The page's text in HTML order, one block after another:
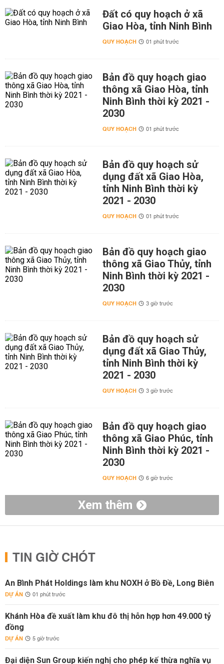
Đất có quy hoạch ở xã
Giao Hòa, tỉnh Ninh Bình
QUY HOẠCH 01 phút trước
Bản đồ quy hoạch giao
thông xã Giao Hòa, tỉnh
Ninh Bình thời kỳ 2021 -
2030
QUY HOẠCH 01 phút trước
Bản đồ quy hoạch sử
dụng đất xã Giao Hòa,
tỉnh Ninh Bình thời kỳ
2021 - 2030
QUY HOẠCH 01 phút trước
Bản đồ quy hoạch giao
thông xã Giao Thủy, tỉnh
Ninh Bình thời kỳ 2021 -
2030
QUY HOẠCH 3 giờ trước
Bản đồ quy hoạch sử
dụng đất xã Giao Thủy,
tỉnh Ninh Bình thời kỳ
2021 - 2030
QUY HOẠCH 3 giờ trước
Bản đồ quy hoạch giao
thông xã Giao Phúc, tỉnh
Ninh Bình thời kỳ 2021 -
2030
QUY HOẠCH 6 giờ trước
Xem thêm
TIN GIỜ CHÓT
An Bình Phát Holdings làm khu NOXH ở Bồ Đề, Long Biên
DỰ ÁN 01 phút trước
Khánh Hòa đề xuất làm khu đô thị hỗn hợp hơn 49.000 tỷ
đồng
DỰ ÁN 5 giờ trước
Đại diện Sun Group kiến nghị cho phép kế thừa nghĩa vụ